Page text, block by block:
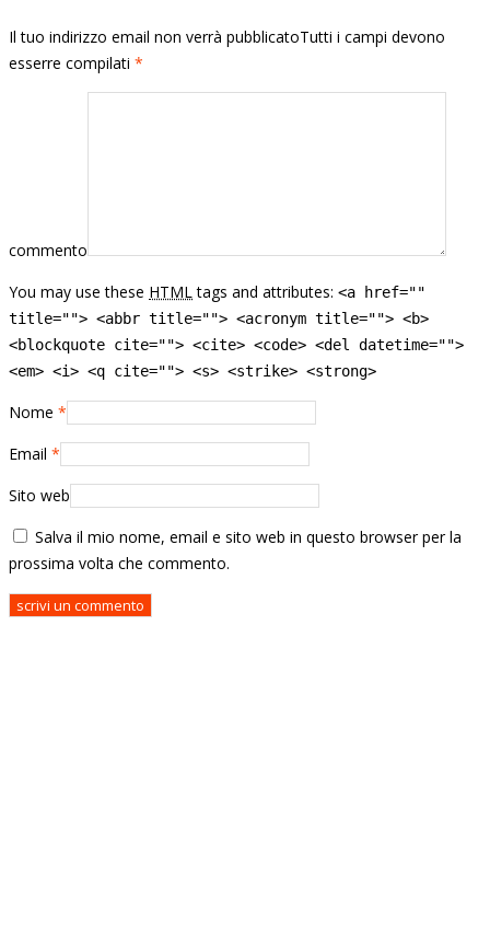
Il tuo indirizzo email non verrà pubblicatoTutti i campi devono
esserre compilati *
commento
You may use these HTML tags and attributes: <a href=""
title=""> <abbr title=""> <acronym title=""> <b>
<blockquote cite=""> <cite> <code> <del datetime="">
<em> <i> <q cite=""> <s> <strike> <strong>
Nome *
Email *
Sito web
Salva il mio nome, email e sito web in questo browser per la
prossima volta che commento.